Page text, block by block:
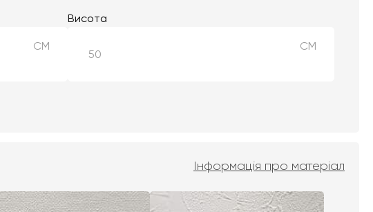
СМ
Висота
СМ
Інформація про матеріал